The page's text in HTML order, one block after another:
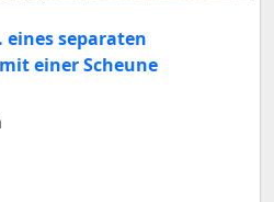
separaten
einer Scheune